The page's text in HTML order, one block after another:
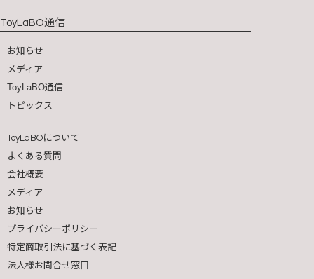
ToyLaBO通信
お知らせ
メディア
ToyLaBO通信
トピックス
ToyLaBOについて
よくある質問
会社概要
メディア
お知らせ
プライバシーポリシー
特定商取引法に基づく表記
法人様お問合せ窓口